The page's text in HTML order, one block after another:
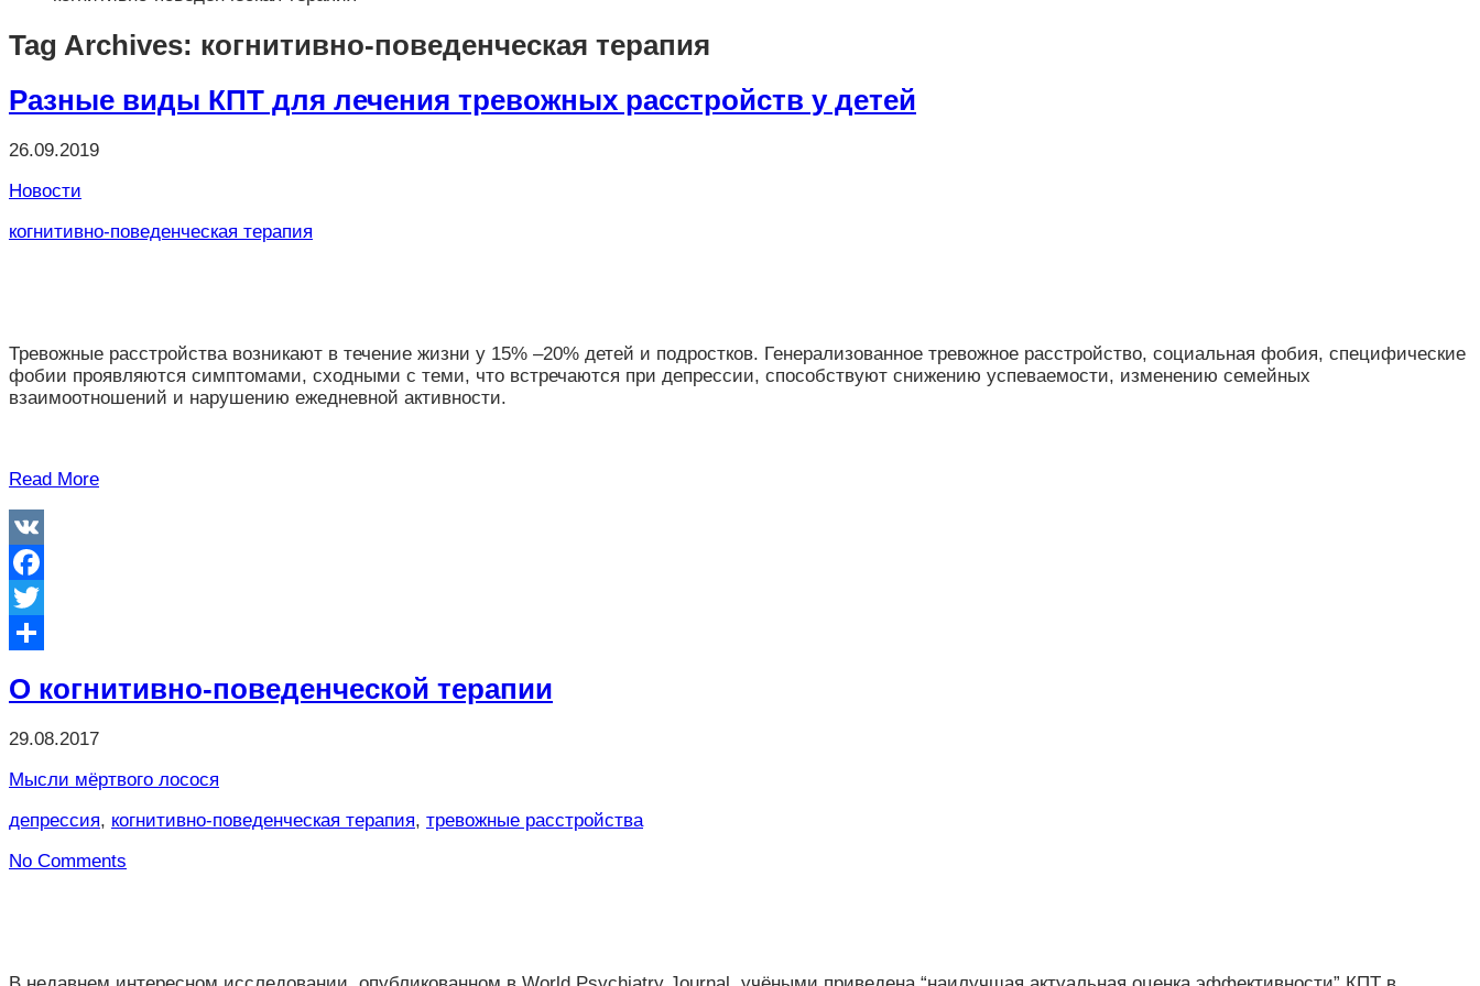
Tag Archives: когнитивно-поведенческая терапия
Разные виды КПТ для лечения тревожных расстройств у детей
26.09.2019
Новости
когнитивно-поведенческая терапия
Тревожные расстройства возникают в течение жизни у 15% –20% детей и подростков. Генерализованное тревожное расстройство, социальная фобия, специфические
фобии проявляются симптомами, сходными с теми, что встречаются при депрессии, способствуют снижению успеваемости, изменению семейных
взаимоотношений и нарушению ежедневной активности.
Read More
VK
Facebook
Twitter
О когнитивно-поведенческой терапии
29.08.2017
Мысли мёртвого лосося
депрессия, когнитивно-поведенческая терапия, тревожные расстройства
No Comments